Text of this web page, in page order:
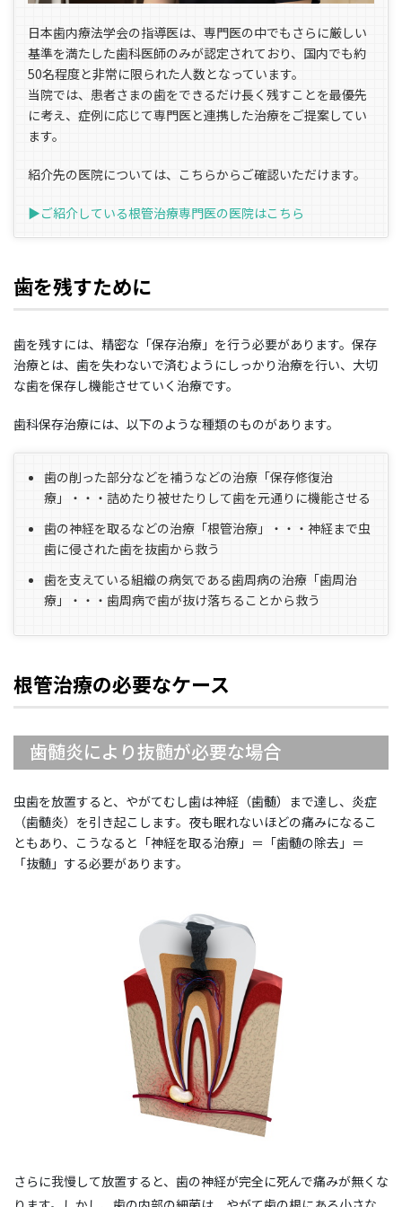
日本歯内療法学会の指導医は、専門医の中でもさらに厳しい
基準を満たした歯科医師のみが認定されており、国内でも約
50名程度と非常に限られた人数となっています。
当院では、患者さまの歯をできるだけ長く残すことを最優先
に考え、症例に応じて専門医と連携した治療をご提案してい
ます。
紹介先の医院については、こちらからご確認いただけます。
▶︎ご紹介している根管治療専門医の医院はこちら
歯を残すために
歯を残すには、精密な「保存治療」を行う必要があります。保存
治療とは、歯を失わないで済むようにしっかり治療を行い、大切
な歯を保存し機能させていく治療です。
歯科保存治療には、以下のような種類のものがあります。
歯の削った部分などを補うなどの治療「保存修復治
療」・・・詰めたり被せたりして歯を元通りに機能させる
歯の神経を取るなどの治療「根管治療」・・・神経まで虫
歯に侵された歯を抜歯から救う
歯を支えている組織の病気である歯周病の治療「歯周治
療」・・・歯周病で歯が抜け落ちることから救う
根管治療の必要なケース
歯髄炎により抜髄が必要な場合
虫歯を放置すると、やがてむし歯は神経（歯髄）まで達し、炎症
（歯髄炎）を引き起こします。夜も眠れないほどの痛みになるこ
ともあり、こうなると「神経を取る治療」＝「歯髄の除去」＝
「抜髄」する必要があります。
さらに我慢して放置すると、歯の神経が完全に死んで痛みが無くな